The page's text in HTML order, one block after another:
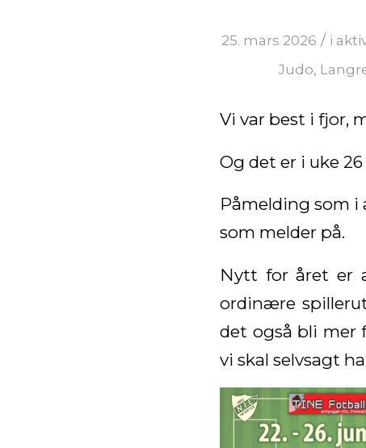
25. mars 2026 / i
Judo,
Vi var best i fjor,
Og det er i uke
Påmelding som i
som melder på.
Nytt for året er
ordinære
det også bli mer
vi skal selvsagt